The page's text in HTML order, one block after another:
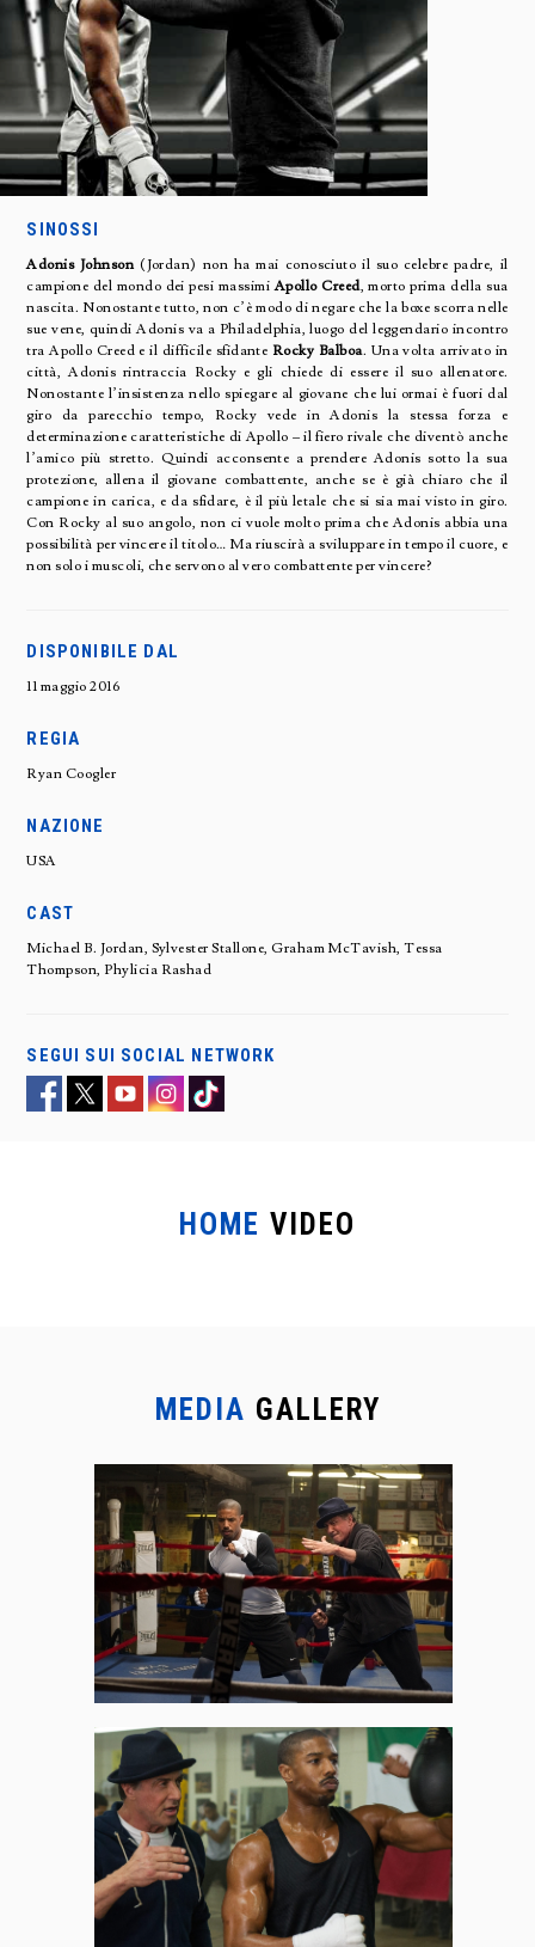
SINOSSI
Adonis Johnson(Jordan) non ha mai conosciuto il suo celebre padre, il
campione del mondo dei pesi massimiApollo Creed, morto prima della sua
nascita. Nonostante tutto, non c’è modo di negare che la boxe scorra nelle
sue vene, quindi Adonis va a Philadelphia, luogo del leggendario incontro
tra Apollo Creed e il difficile sfidante Rocky Balboa. Una volta arrivato in
città, Adonis rintraccia Rocky e gli chiede di essere il suo allenatore.
Nonostante l’insistenza nello spiegare al giovane che lui ormai è fuori dal
giro da parecchio tempo, Rocky vede in Adonis la stessa forza e
determinazione caratteristiche di Apollo – il fiero rivale che diventò anche
l’amico più stretto. Quindi acconsente a prendere Adonis sotto la sua
protezione, allena il giovane combattente, anche se è già chiaro che il
campione in carica, e da sfidare, è il più letale che si sia mai visto in giro.
Con Rocky al suo angolo, non ci vuole molto prima che Adonis abbia una
possibilità per vincere il titolo… Ma riuscirà a sviluppare in tempo il cuore, e
non solo i muscoli, che servono al vero combattente per vincere?
DISPONIBILE DAL
11 maggio 2016
REGIA
Ryan Coogler
NAZIONE
USA
CAST
Michael B. Jordan, Sylvester Stallone, Graham McTavish, Tessa
Thompson, Phylicia Rashad
SEGUI SUI SOCIAL NETWORK
HOME VIDEO
MEDIA GALLERY